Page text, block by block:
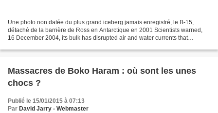
Une photo non datée du plus grand iceberg jamais enregistré, le B-15,
détaché de la barrière de Ross en Antarctique en 2001 Scientists warned,
16 December 2004, its bulk has disrupted air and water currents that
Massacres de Boko Haram : où sont les unes
chocs ?
Publié le 15/01/2015 à 07:13
Par David Jarry - Webmaster